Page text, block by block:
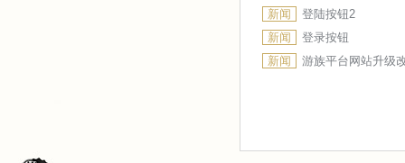
新闻
登陆按钮2
新闻
登录按钮
新闻
游族平台网站升级